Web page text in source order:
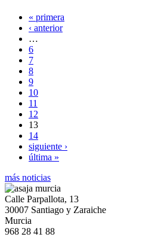
« primera
‹ anterior
…
6
7
8
9
10
11
12
13
14
siguiente ›
última »
más noticias
Calle Parpallota, 13
30007 Santiago y Zaraiche
Murcia
968 28 41 88